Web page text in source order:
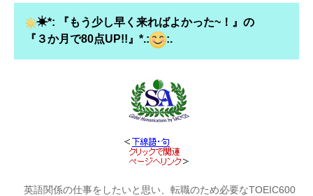
☀*: 『もう少し早く来ればよかった~！』の
『３か月で80点UP!!』*.:
:.
英語関係の仕事をしたいと思い、転職のため必要なTOEIC600